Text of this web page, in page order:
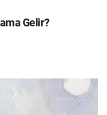
Gelir?